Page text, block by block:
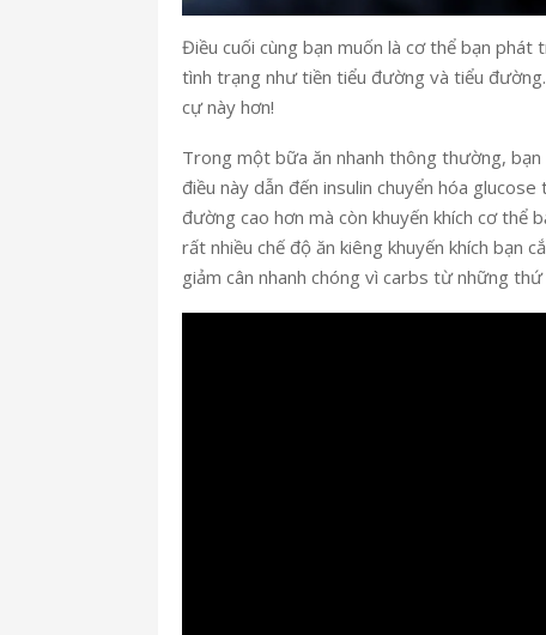
Điều cuối cùng bạn muốn là cơ thể bạn phát
tình trạng như tiền tiểu đường và tiểu
cự này hơn!
Trong một bữa ăn nhanh thông thường, bạn
điều này dẫn đến insulin chuyển hóa
đường cao hơn mà còn khuyến khích cơ thể
rất nhiều chế độ ăn kiêng khuyến khích bạn
giảm cân nhanh chóng vì carbs từ những